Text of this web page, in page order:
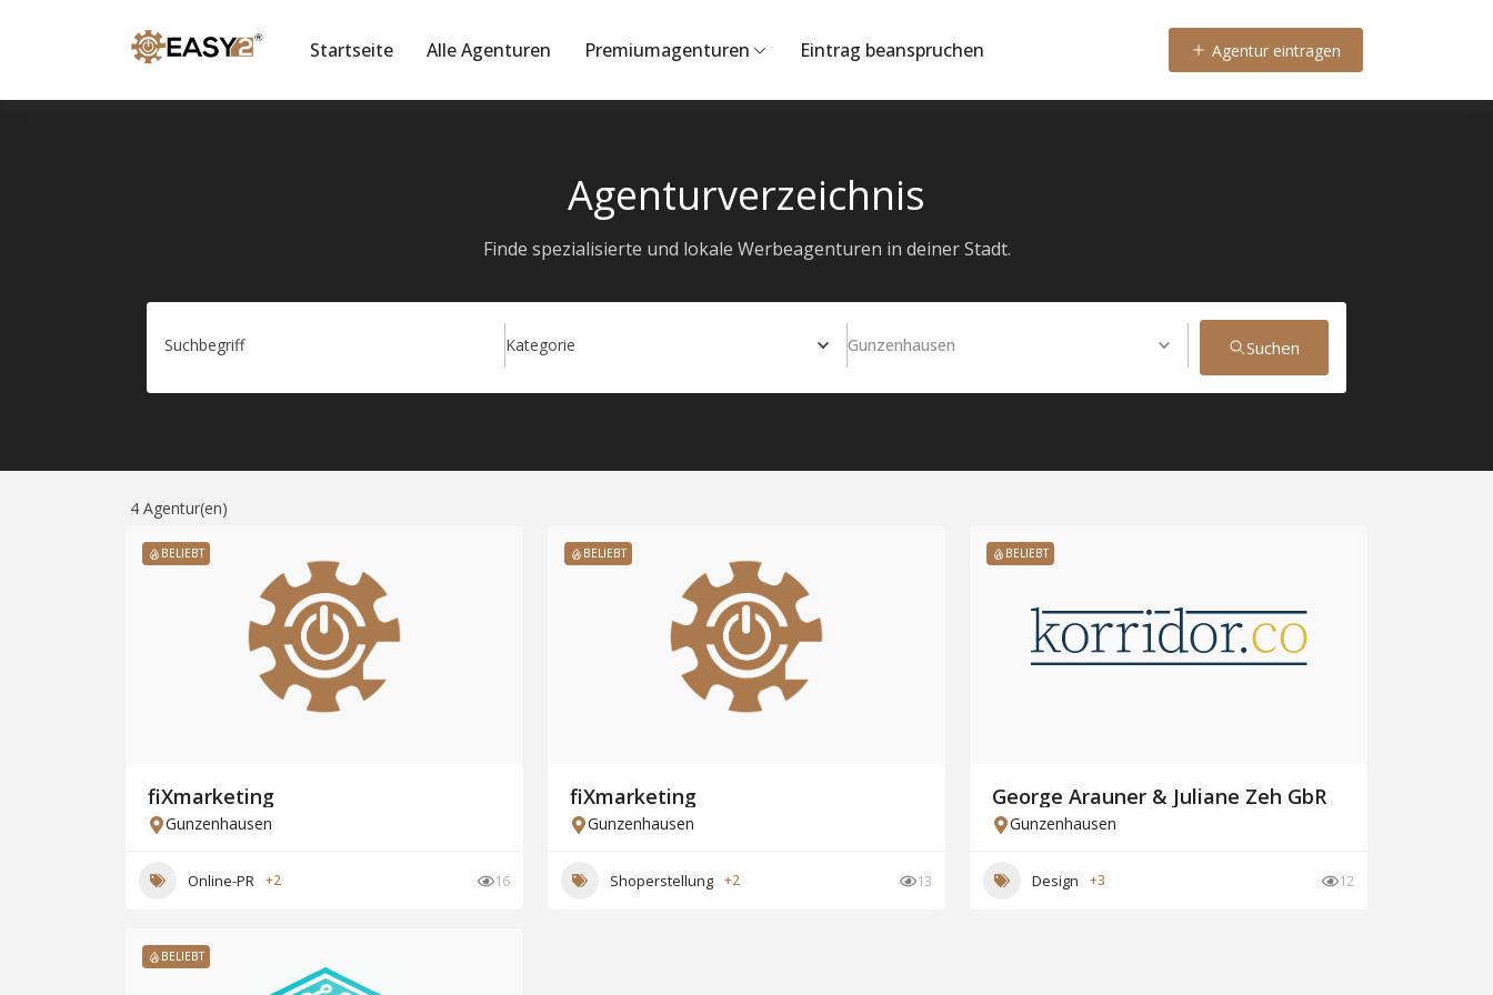
Startseite Alle Agenturen Premiumagenturen Eintrag beanspruchen Agentur eintragen
Agenturverzeichnis
Finde spezialisierte und lokale Werbeagenturen in deiner Stadt.
Suchbegriff Kategorie Gunzenhausen Suchen
4 Agentur(en)
BELIEBT
fiXmarketing
Gunzenhausen
Online-PR +2 16
BELIEBT
fiXmarketing
Gunzenhausen
Shoperstellung +2 13
BELIEBT
George Arauner & Juliane Zeh GbR
Gunzenhausen
Design +3 12
BELIEBT